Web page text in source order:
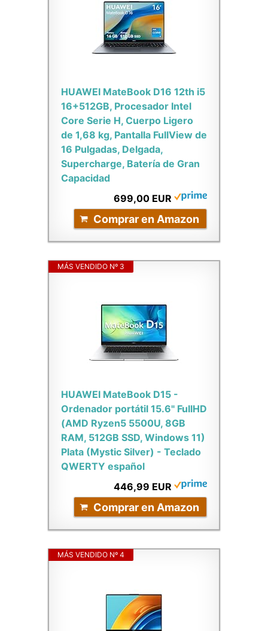
HUAWEI MateBook D16 12th i5
16+512GB, Procesador Intel
Core Serie H, Cuerpo Ligero
de 1,68 kg, Pantalla FullView de
16 Pulgadas, Delgada,
Supercharge, Batería de Gran
Capacidad
699,00 EUR
Comprar en Amazon
MÁS VENDIDO Nº 3
HUAWEI MateBook D15 -
Ordenador portátil 15.6" FullHD
(AMD Ryzen5 5500U, 8GB
RAM, 512GB SSD, Windows 11)
Plata (Mystic Silver) - Teclado
QWERTY español
446,99 EUR
Comprar en Amazon
MÁS VENDIDO Nº 4